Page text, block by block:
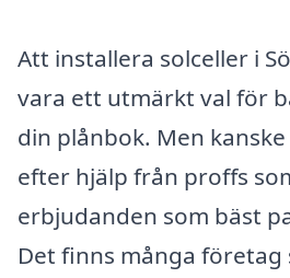
Att installera solceller i
vara ett utmärkt val för
din plånbok. Men
efter hjälp från proffs
erbjudanden som bäst
Det finns många företag